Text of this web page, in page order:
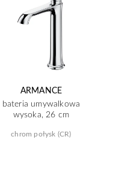
ARMANCE
bateria umywalkowa
wysoka, 26 cm
chrom połysk (CR)